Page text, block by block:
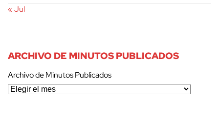
« Jul
ARCHIVO DE MINUTOS PUBLICADOS
Archivo de Minutos Publicados